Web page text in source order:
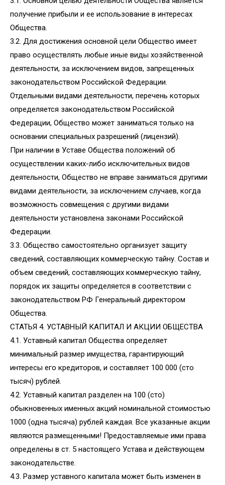
получение прибыли и ее использование в интересах
Общества.
3.2. Для достижения основной цели Общество имеет
право осуществлять любые иные виды хозяйственной
деятельности, за исключением видов, запрещенных
законодательством Российской Федерации.
Отдельными видами деятельности, перечень которых
определяется законодательством Российской
Федерации, Общество может заниматься только на
основании специальных разрешений (лицензий).
При наличии в Уставе Общества положений об
осуществлении каких-либо исключительных видов
деятельности, Общество не вправе заниматься другими
видами деятельности, за исключением случаев, когда
возможность совмещения с другими видами
деятельности установлена законами Российской
Федерации.
3.3. Общество самостоятельно организует защиту
сведений, составляющих коммерческую тайну. Состав и
объем сведений, составляющих коммерческую тайну,
порядок их защиты определяется в соответствии с
законодательством РФ Генеральный директором
Общества.
СТАТЬЯ 4. УСТАВНЫЙ КАПИТАЛ И АКЦИИ ОБЩЕСТВА
4.1. Уставный капитал Общества определяет
минимальный размер имущества, гарантирующий
интересы его кредиторов, и составляет 100 000 (сто
тысяч) рублей.
4.2. Уставный капитал разделен на 100 (сто)
обыкновенных именных акций номинальной стоимостью
1000 (одна тысяча) рублей каждая. Все указанные акции
являются размещенными! Предоставляемые ими права
определены в ст. 5 настоящего Устава и действующем
законодательстве.
4.3. Размер уставного капитала может быть изменен в